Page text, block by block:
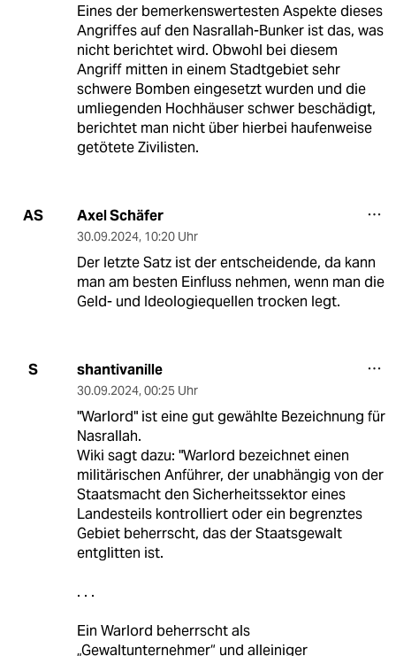
Eines der bemerkenswertesten Aspekte dieses
Angriffes auf den Nasrallah-Bunker ist das, was
nicht berichtet wird. Obwohl bei diesem
Angriff mitten in einem Stadtgebiet sehr
schwere Bomben eingesetzt wurden und die
umliegenden Hochhäuser schwer beschädigt,
berichtet man nicht über hierbei haufenweise
getötete Zivilisten.
AS Axel Schäfer
30.09.2024, 10:20 Uhr
Der letzte Satz ist der entscheidende, da kann
man am besten Einfluss nehmen, wenn man die
Geld- und Ideologiequellen trocken legt.
S shantivanille
30.09.2024, 00:25 Uhr
"Warlord" ist eine gut gewählte Bezeichnung für
Nasrallah.
Wiki sagt dazu: "Warlord bezeichnet einen
militärischen Anführer, der unabhängig von der
Staatsmacht den Sicherheitssektor eines
Landesteils kontrolliert oder ein begrenztes
Gebiet beherrscht, das der Staatsgewalt
entglitten ist.
. . .
Ein Warlord beherrscht als
„Gewaltunternehmer“ und alleiniger